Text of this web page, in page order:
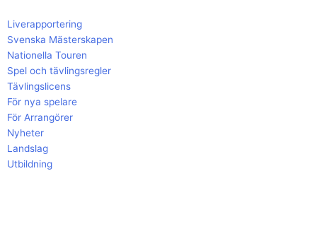
Liverapportering
Svenska Mästerskapen
Nationella Touren
Spel och tävlingsregler
Tävlingslicens
För nya spelare
För Arrangörer
Nyheter
Landslag
Utbildning